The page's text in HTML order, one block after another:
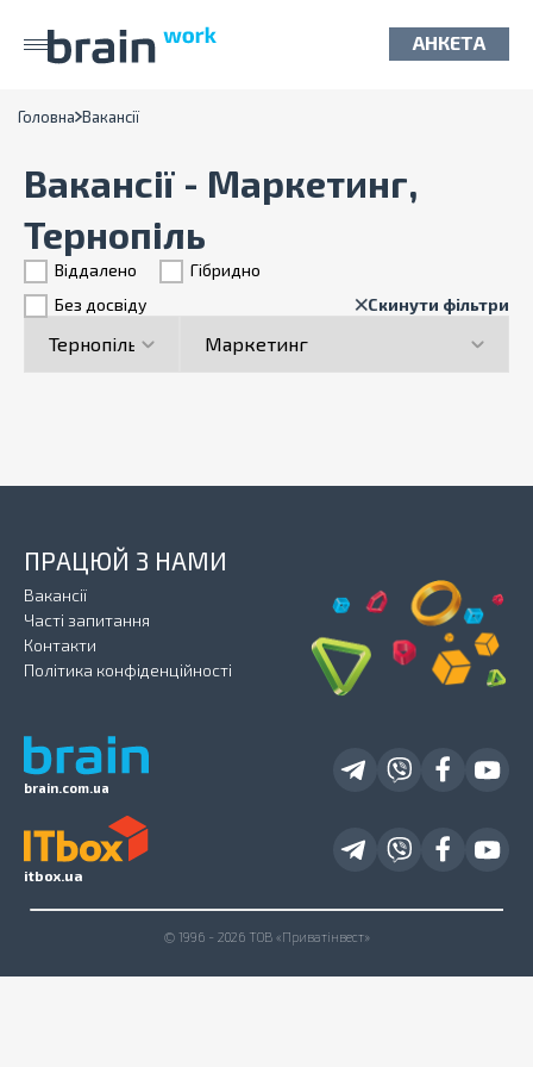
АНКЕТА
Головна Вакансії
Вакансії - Маркетинг,
Тернопіль
Віддалено
Гiбридно
Без досвіду
Скинути фільтри
brain.com.ua
ПРАЦЮЙ З НАМИ
Вакансії
Часті запитання
Контакти
Політика конфіденційності
itbox.ua
© 1996 - 2026 ТОВ «Приватінвест»